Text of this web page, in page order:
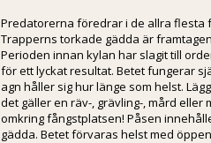
Predatorerna föredrar i de allra flesta
Trapperns torkade gädda är
Perioden innan kylan har slagit till
för ett lyckat resultat. Betet fungerar
agn håller sig hur länge som helst.
det gäller en räv-, grävling-, mård eller
omkring fångstplatsen! Påsen
gädda. Betet förvaras helst med